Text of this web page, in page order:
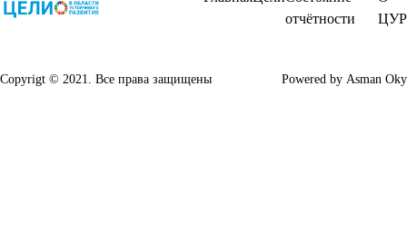
отчётности
ЦУР
Copyrigt © 2021. Все права защищены Powered by Asman Oky